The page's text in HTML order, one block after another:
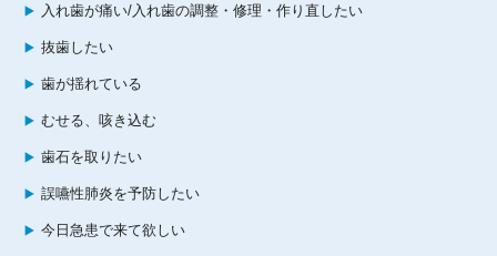
入れ歯が痛い/入れ歯の調整・修理・作り直したい
抜歯したい
歯が揺れている
むせる、咳き込む
歯石を取りたい
誤嚥性肺炎を予防したい
今日急患で来て欲しい